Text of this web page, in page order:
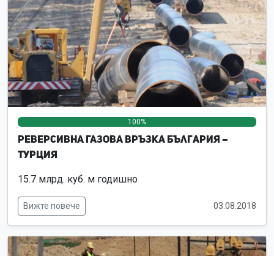
100%
Реверсивна Газова връзка България –
Турция
15.7 млрд. куб. м годишно
Вижте повече 03.08.2018